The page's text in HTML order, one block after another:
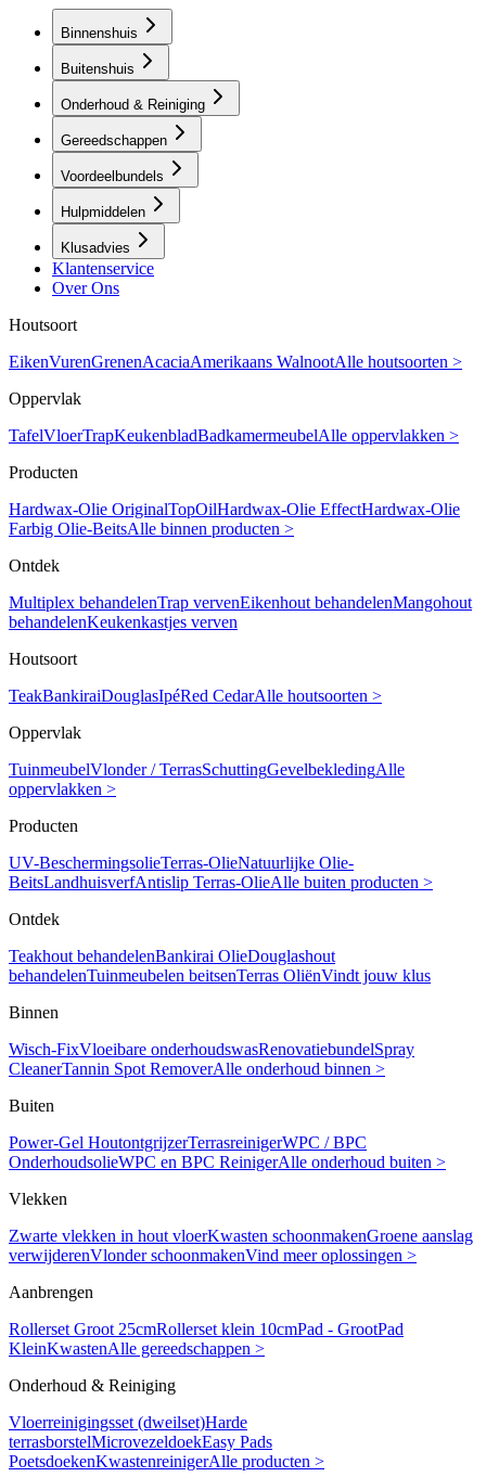
Binnenshuis
Buitenshuis
Onderhoud & Reiniging
Gereedschappen
Voordeelbundels
Hulpmiddelen
Klusadvies
Klantenservice
Over Ons
Houtsoort
EikenVurenGrenenAcaciaAmerikaans WalnootAlle houtsoorten >
Oppervlak
TafelVloerTrapKeukenbladBadkamermeubelAlle oppervlakken >
Producten
Hardwax-Olie OriginalTopOilHardwax-Olie EffectHardwax-Olie
Farbig Olie-BeitsAlle binnen producten >
Ontdek
Multiplex behandelenTrap vervenEikenhout behandelenMangohout
behandelenKeukenkastjes verven
Houtsoort
TeakBankiraiDouglasIpéRed CedarAlle houtsoorten >
Oppervlak
TuinmeubelVlonder / TerrasSchuttingGevelbekledingAlle
oppervlakken >
Producten
UV-BeschermingsolieTerras-OlieNatuurlijke Olie-
BeitsLandhuisverfAntislip Terras-OlieAlle buiten producten >
Ontdek
Teakhout behandelenBankirai OlieDouglashout
behandelenTuinmeubelen beitsenTerras OliënVindt jouw klus
Binnen
Wisch-FixVloeibare onderhoudswasRenovatiebundelSpray
CleanerTannin Spot RemoverAlle onderhoud binnen >
Buiten
Power-Gel HoutontgrijzerTerrasreinigerWPC / BPC
OnderhoudsolieWPC en BPC ReinigerAlle onderhoud buiten >
Vlekken
Zwarte vlekken in hout vloerKwasten schoonmakenGroene aanslag
verwijderenVlonder schoonmakenVind meer oplossingen >
Aanbrengen
Rollerset Groot 25cmRollerset klein 10cmPad - GrootPad
KleinKwastenAlle gereedschappen >
Onderhoud & Reiniging
Vloerreinigingsset (dweilset)Harde
terrasborstelMicrovezeldoekEasy Pads
PoetsdoekenKwastenreinigerAlle producten >